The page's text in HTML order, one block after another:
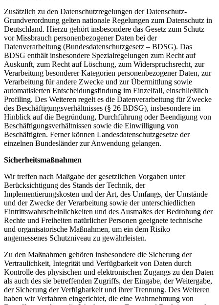
Zusätzlich zu den Datenschutzregelungen der Datenschutz-
Grundverordnung gelten nationale Regelungen zum Datenschutz in
Deutschland. Hierzu gehört insbesondere das Gesetz zum Schutz
vor Missbrauch personenbezogener Daten bei der
Datenverarbeitung (Bundesdatenschutzgesetz – BDSG). Das
BDSG enthält insbesondere Spezialregelungen zum Recht auf
Auskunft, zum Recht auf Löschung, zum Widerspruchsrecht, zur
Verarbeitung besonderer Kategorien personenbezogener Daten, zur
Verarbeitung für andere Zwecke und zur Übermittlung sowie
automatisierten Entscheidungsfindung im Einzelfall, einschließlich
Profiling. Des Weiteren regelt es die Datenverarbeitung für Zwecke
des Beschäftigungsverhältnisses (§ 26 BDSG), insbesondere im
Hinblick auf die Begründung, Durchführung oder Beendigung von
Beschäftigungsverhältnissen sowie die Einwilligung von
Beschäftigten. Ferner können Landesdatenschutzgesetze der
einzelnen Bundesländer zur Anwendung gelangen.
Sicherheitsmaßnahmen
Wir treffen nach Maßgabe der gesetzlichen Vorgaben unter
Berücksichtigung des Stands der Technik, der
Implementierungskosten und der Art, des Umfangs, der Umstände
und der Zwecke der Verarbeitung sowie der unterschiedlichen
Eintrittswahrscheinlichkeiten und des Ausmaßes der Bedrohung der
Rechte und Freiheiten natürlicher Personen geeignete technische
und organisatorische Maßnahmen, um ein dem Risiko
angemessenes Schutzniveau zu gewährleisten.
Zu den Maßnahmen gehören insbesondere die Sicherung der
Vertraulichkeit, Integrität und Verfügbarkeit von Daten durch
Kontrolle des physischen und elektronischen Zugangs zu den Daten
als auch des sie betreffenden Zugriffs, der Eingabe, der Weitergabe,
der Sicherung der Verfügbarkeit und ihrer Trennung. Des Weiteren
haben wir Verfahren eingerichtet, die eine Wahrnehmung von